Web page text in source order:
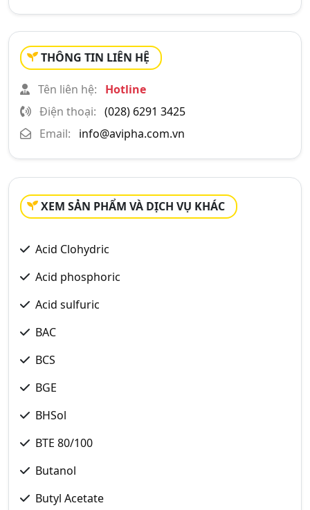
THÔNG TIN LIÊN HỆ
Tên liên hệ:
Hotline
Điện thoại: (028) 6291 3425
Email:
info@avipha.com.vn
XEM SẢN PHẨM VÀ DỊCH VỤ KHÁC
Acid Clohydric
Acid phosphoric
Acid sulfuric
BAC
BCS
BGE
BHSol
BTE 80/100
Butanol
Butyl Acetate